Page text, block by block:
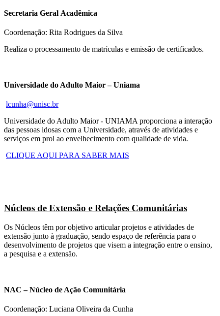
Secretaria Geral Acadêmica
Coordenação: Rita Rodrigues da Silva
Realiza o processamento de matrículas e emissão de certificados.
Universidade do Adulto Maior – Uniama
lcunha@unisc.br
Universidade do Adulto Maior - UNIAMA proporciona a interação
das pessoas idosas com a Universidade, através de atividades e
serviços em prol ao envelhecimento com qualidade de vida.
CLIQUE AQUI PARA SABER MAIS
Núcleos de Extensão e Relações Comunitárias
Os Núcleos têm por objetivo articular projetos e atividades de
extensão junto à graduação, sendo espaço de referência para o
desenvolvimento de projetos que visem a integração entre o ensino,
a pesquisa e a extensão.
NAC – Núcleo de Ação Comunitária
Coordenação: Luciana Oliveira da Cunha